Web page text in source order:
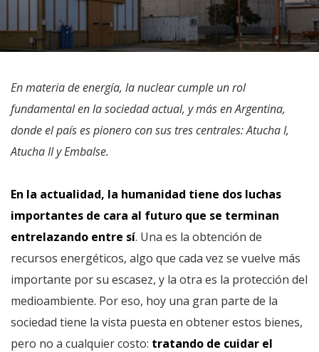
En materia de energía, la nuclear cumple un rol
fundamental en la sociedad actual, y más en Argentina,
donde el país es pionero con sus tres centrales: Atucha I,
Atucha II y Embalse.
En la actualidad, la humanidad tiene dos luchas
importantes de cara al futuro que se terminan
entrelazando entre sí. Una es la obtención de
recursos energéticos, algo que cada vez se vuelve más
importante por su escasez, y la otra es la protección del
medioambiente. Por eso, hoy una gran parte de la
sociedad tiene la vista puesta en obtener estos bienes,
pero no a cualquier costo: tratando de cuidar el